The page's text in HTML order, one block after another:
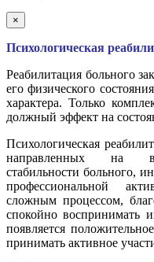
×
Психологическая
Реабилитация больного
его физического
характера. Только
должный эффект на
Психологическая
направленных на
стабильности больного,
профессиональной
сложным процессом,
спокойно воспринимать
появляется
принимать активное